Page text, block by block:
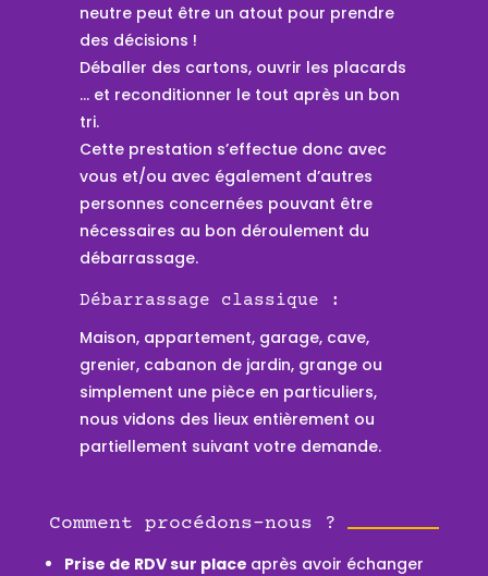
neutre peut être un atout pour prendre
des décisions !
Déballer des cartons, ouvrir les placards
… et reconditionner le tout après un bon
tri.
Cette prestation s’effectue donc avec
vous et/ou avec également d’autres
personnes concernées pouvant être
nécessaires au bon déroulement du
débarrassage.
Débarrassage classique :
Maison, appartement, garage, cave,
grenier, cabanon de jardin, grange ou
simplement une pièce en particuliers,
nous vidons des lieux entièrement ou
partiellement suivant votre demande.
Comment procédons-nous ?
Prise de RDV sur place après avoir échanger